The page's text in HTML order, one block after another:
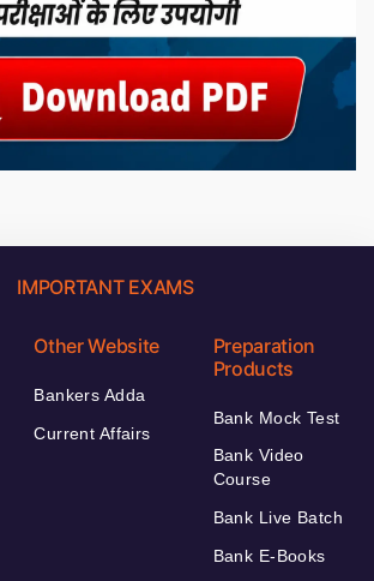
IMPORTANT EXAMS
Other Website
Bankers Adda
Current Affairs
Preparation
Products
Bank Mock Test
Bank Video
Course
Bank Live Batch
Bank E-Books